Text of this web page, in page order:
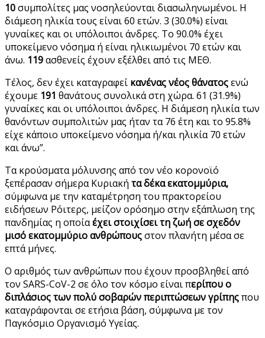
10συμπολίτες μας νοσηλεύονται διασωληνωμένοι. Η
διάμεση ηλικία τους είναι 60 ετών. 3 (30.0%) είναι
γυναίκες και οι υπόλοιποι άνδρες. To 90.0% έχει
υποκείμενο νόσημα ή είναι ηλικιωμένοι 70 ετών και
άνω. 119ασθενείς έχουν εξέλθει από τις ΜΕΘ.
Τέλος, δεν έχει καταγραφεί κανένας νέος θάνατοςενώ
έχουμε 191 θανάτους συνολικά στη χώρα. 61 (31.9%)
γυναίκες και οι υπόλοιποι άνδρες. Η διάμεση ηλικία των
θανόντων συμπολιτών μας ήταν τα 76 έτη και το 95.8%
είχε κάποιο υποκείμενο νόσημα ή/και ηλικία 70 ετών
και άνω”.
Τα κρούσματα μόλυνσης από τον νέο κορονοϊό
ξεπέρασαν σήμερα Κυριακή τα δέκα εκατομμύρια,
σύμφωνα με την καταμέτρηση του πρακτορείου
ειδήσεων Ρόιτερς, μείζον ορόσημο στην εξάπλωση της
πανδημίας η οποίαέχει στοιχίσει τη ζωή σε σχεδόν
μισό εκατομμύριο ανθρώπουςστον πλανήτη μέσα σε
επτά μήνες.
Ο αριθμός των ανθρώπων που έχουν προσβληθεί από
τον SARS-CoV-2 σε όλο τον κόσμο είναι περίπου ο
διπλάσιος των πολύ σοβαρών περιπτώσεων γρίπηςπου
καταγράφονται σε ετήσια βάση, σύμφωνα με τον
Παγκόσμιο Οργανισμό Υγείας.